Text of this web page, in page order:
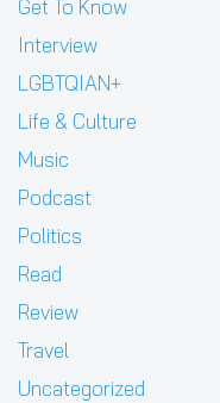
Get To Know
Interview
LGBTQIAN+
Life & Culture
Music
Podcast
Politics
Read
Review
Travel
Uncategorized